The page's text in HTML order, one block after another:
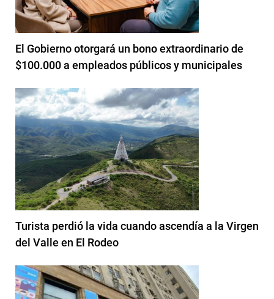
El Gobierno otorgará un bono extraordinario de
$100.000 a empleados públicos y municipales
Turista perdió la vida cuando ascendía a la Virgen
del Valle en El Rodeo